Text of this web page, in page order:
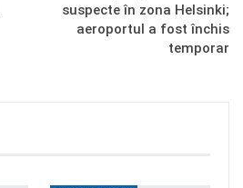
suspecte în zona Helsinki;
aeroportul a fost închis
temporar